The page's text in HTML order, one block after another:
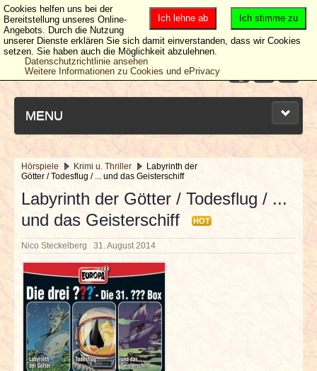
MENU
NEUESTE ARTIKEL
NEWS & DATES
BERICHTE
VERLOSUNGEN
INTERVIEWS
SPECIALS
Hörspiele Krimi u. Thriller
Labyrinth der
Götter / Todesflug / ... und das Geisterschiff
Labyrinth der Götter / Todesflug / ...
und das Geisterschiff
HOT
Nico Steckelberg 31. August 2014
Ich stimme zu
Ich lehne ab
Cookies helfen uns bei der
Bereitstellung unseres Online-
Angebots. Durch die Nutzung
unserer Dienste erklären Sie sich damit einverstanden, dass wir Cookies
setzen. Sie haben auch die Möglichkeit abzulehnen.
Datenschutzrichtlinie ansehen
Weitere Informationen zu Cookies und ePrivacy